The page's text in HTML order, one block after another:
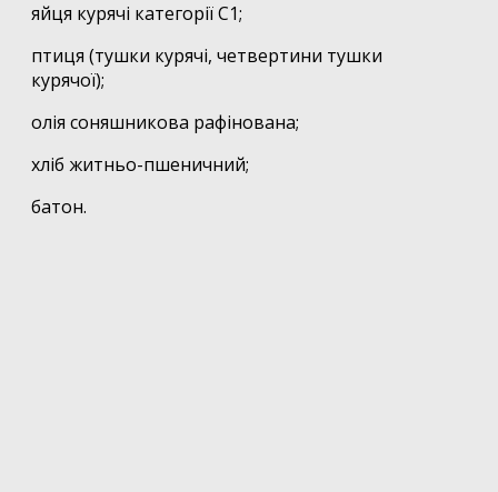
яйця курячі категорії С1;
птиця (тушки курячі, четвертини тушки
курячої);
олія соняшникова рафінована;
хліб житньо-пшеничний;
батон.